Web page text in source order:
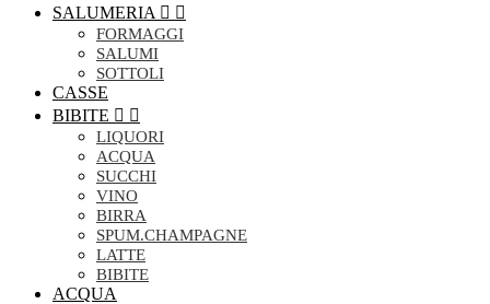
SALUMERIA  
FORMAGGI
SALUMI
SOTTOLI
CASSE
BIBITE  
LIQUORI
ACQUA
SUCCHI
VINO
BIRRA
SPUM.CHAMPAGNE
LATTE
BIBITE
ACQUA